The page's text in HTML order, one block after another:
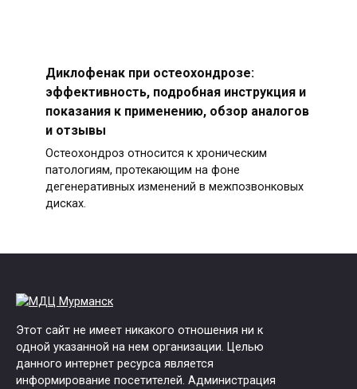
Диклофенак при остеохондрозе:
эффективность, подробная инструкция и
показания к применению, обзор аналогов
и отзывы
Остеохондроз относится к хроническим
патологиям, протекающим на фоне
дегенеративных изменений в межпозвонковых
дисках.
Этот сайт не имеет никакого отношения ни к
одной указанной на нем организации. Целью
данного интернет ресурса является
информирование посетителей. Администрация